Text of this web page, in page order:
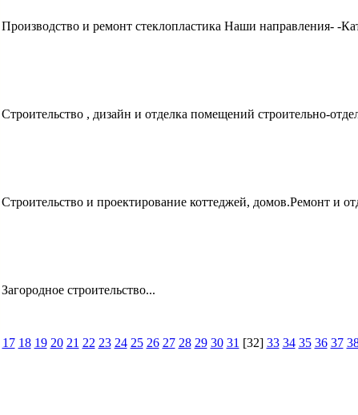
Производство и ремонт стеклопластика Наши направления- -
Строительство , дизайн и отделка помещений строительно-
Строительство и проектирование коттеджей, домов.Ремонт и
Загородное строительство...
17 18 19 20 21 22 23 24 25 26 27 28 29 30 31 [32] 33 34 35 36 37